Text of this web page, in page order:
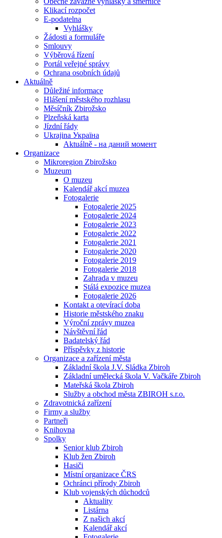
Klikací rozpočet
E-podatelna
Vyhlášky
Žádosti a formuláře
Smlouvy
Výběrová řízení
Portál veřejné správy
Ochrana osobních údajů
Aktuálně
Důležité informace
Hlášení městského rozhlasu
Měsíčník Zbirožsko
Plzeňská karta
Jízdní řády
Ukrajina Україна
Aktuálně - на даний момент
Organizace
Mikroregion Zbirožsko
Muzeum
O muzeu
Kalendář akcí muzea
Fotogalerie
Fotogalerie 2025
Fotogalerie 2024
Fotogalerie 2023
Fotogalerie 2022
Fotogalerie 2021
Fotogalerie 2020
Fotogalerie 2019
Fotogalerie 2018
Zahrada v muzeu
Stálá expozice muzea
Fotogalerie 2026
Kontakt a otevírací doba
Historie městského znaku
Výroční zprávy muzea
Návštěvní řád
Badatelský řád
Příspěvky z historie
Organizace a zařízení města
Základní škola J.V. Sládka Zbiroh
Základní umělecká škola V. Vačkáře Zbiroh
Mateřská škola Zbiroh
Služby a obchod města ZBIROH s.r.o.
Zdravotnická zařízení
Firmy a služby
Partneři
Knihovna
Spolky
Senior klub Zbiroh
Klub žen Zbiroh
Hasiči
Místní organizace ČRS
Ochránci přírody Zbiroh
Klub vojenských důchodců
Aktuality
Listárna
Z našich akcí
Kalendář akcí